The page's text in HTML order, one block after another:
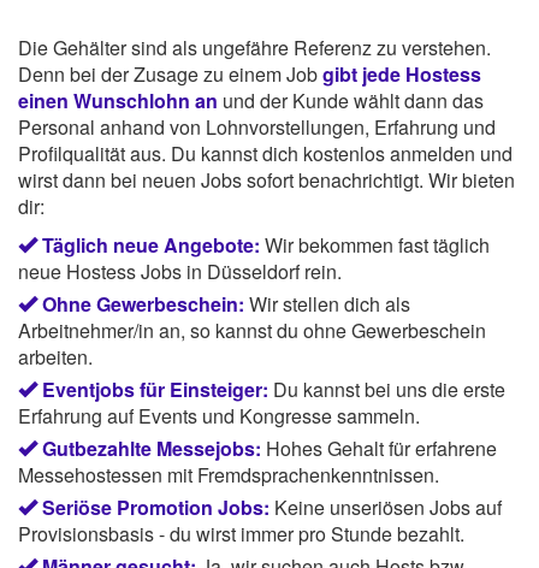
Die Gehälter sind als ungefähre Referenz zu verstehen.
Denn bei der Zusage zu einem Jobgibt jede Hostess
einen Wunschlohn an und der Kunde wählt dann das
Personal anhand von Lohnvorstellungen, Erfahrung und
Profilqualität aus. Du kannst dich kostenlos anmelden und
wirst dann bei neuen Jobs sofort benachrichtigt. Wir bieten
dir:
Täglich neue Angebote: Wir bekommen fast täglich
neue Hostess Jobs in Düsseldorf rein.
Ohne Gewerbeschein: Wir stellen dich als
Arbeitnehmer/in an, so kannst du ohne Gewerbeschein
arbeiten.
Eventjobs für Einsteiger: Du kannst bei uns die erste
Erfahrung auf Events und Kongresse sammeln.
Gutbezahlte Messejobs: Hohes Gehalt für erfahrene
Messehostessen mit Fremdsprachenkenntnissen.
Seriöse Promotion Jobs: Keine unseriösen Jobs auf
Provisionsbasis - du wirst immer pro Stunde bezahlt.